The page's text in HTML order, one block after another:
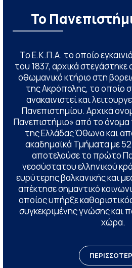
Το
Το Ε.Κ.Π.Α. το οποίο
του 1837, αρχικά στεγάστηκε
οθωμανικό κτήριο στη
της Ακρόπολης, το οποίο
ανακαινιστεί και
Πανεπιστημίου. Αρχικά
Πανεπιστήμιο» από το
της Ελλάδας Όθωνα και
ακαδημαϊκά Τμήματα με
αποτελούσε το πρώτο
νεοσύστατου ελληνικού
ευρύτερης βαλκανικής και
απέκτησε σημαντικό
οποίος υπήρξε
συγκεκριμένης γνώσης και
χώρα.